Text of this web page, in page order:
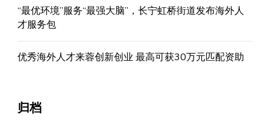
“最优环境”服务“最强大脑”，长宁虹桥街道发布海外人
才服务包
优秀海外人才来蓉创新创业 最高可获30万元匹配资助
归档